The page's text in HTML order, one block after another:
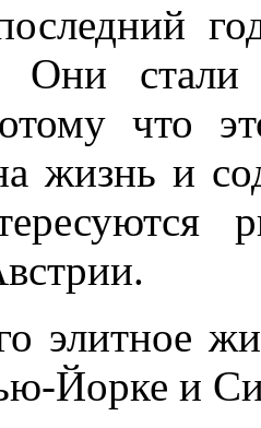
Они
что
жизнь и
элитное
Йорке и